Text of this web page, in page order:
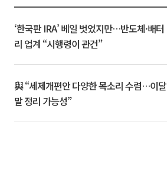
‘한국판 IRA’ 베일 벗었지만…반도체·배터
리 업계 “시행령이 관건”
與 “세제개편안 다양한 목소리 수렴…이달
말 정리 가능성”